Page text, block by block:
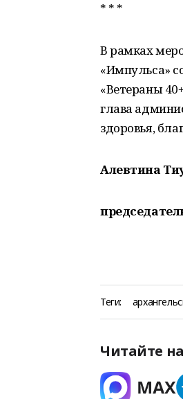
* * *
В рамках
«Импульса»
«Ветераны
глава
здоровья,
Алевтина
Теги:
Читайте